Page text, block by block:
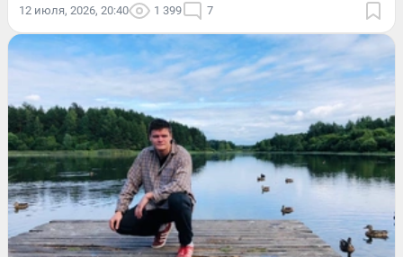
12 июля, 2026, 20:40 1 399 7